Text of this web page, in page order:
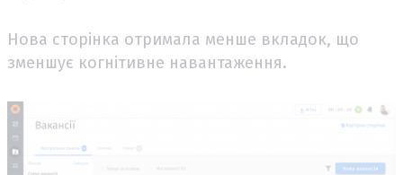
Нова сторінка отримала менше вкладок, що
зменшує когнітивне навантаження.